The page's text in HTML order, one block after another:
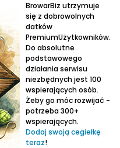
BrowarBiz utrzymuje
się z dobrowolnych
datków
PremiumUżytkowników.
Do absolutne
podstawowego
działania serwisu
niezbędnych jest 100
wspierających osób.
Żeby go móc rozwijać -
potrzeba 300+
wspierających.
Dodaj swoją cegiełkę
teraz!